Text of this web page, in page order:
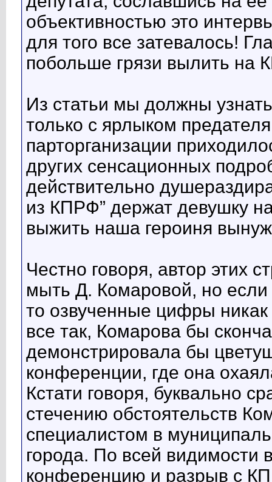
объективностью это
для того все затевалось!
побольше грязи вылить на
Из статьи мы должны
только с ярлыком
парторганизации
других сенсационных
действительно
из КПРФ” держат девушку
выжить наша героиня
Честно говоря, автор этих
мыть Д. Комаровой, но если
то озвученные цифры
все так, Комарова бы
демонстрировала бы
конференции, где она
Кстати говоря, буквально
стечению обстоятельств
специалистом в
города. По всей видимости
конференцию и разрыв с